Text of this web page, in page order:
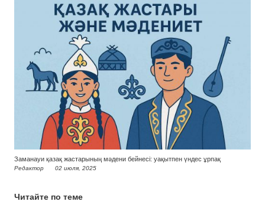
Заманауи қазақ жастарының мәдени бейнесі: уақытпен үндес ұрпақ
Редактор 02 июля, 2025
Читайте по теме